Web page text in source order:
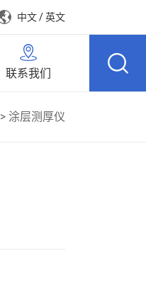
中文/英文
联系我们
> 涂层测厚仪